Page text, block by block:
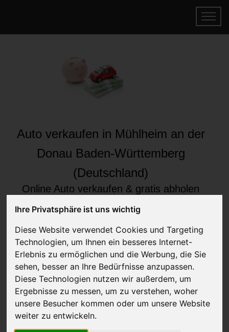
Ihre Privatsphäre ist uns wichtig
Diese Website verwendet Cookies und Targeting
Technologien, um Ihnen ein besseres Internet-
Erlebnis zu ermöglichen und die Werbung, die Sie
sehen, besser an Ihre Bedürfnisse anzupassen.
Diese Technologien nutzen wir außerdem, um
Ergebnisse zu messen, um zu verstehen, woher
unsere Besucher kommen oder um unsere Website
weiter zu entwickeln.
Auto verkaufen in Mühlheim an der
Donau Baden-Württemberg
(Deutschland)
Online Auto verkaufen & gratis abholen
Auf Wunsch sofort Geld für Ihr Auto erhalten
JETZT KOSTENLOSE BEWERTUNG
Kostenloses Angebotfür den Ankauf Ihres Autos inklusive der
Abholung, auf Wunsch sofort Geld. Ihre Daten werden nicht mit Dritten